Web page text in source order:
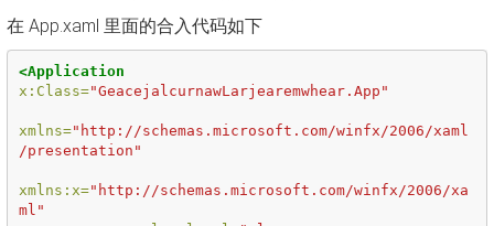
在 App.xaml 里面的合入代码如下
<Application
x:Class="GeacejalcurnawLarjearemwhear.App"
xmlns="http://schemas.microsoft.com/winfx/2006/xaml
/presentation"
xmlns:x="http://schemas.microsoft.com/winfx/2006/xa
ml"